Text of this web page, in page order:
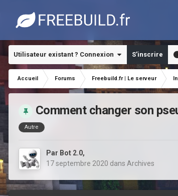
Utilisateur existant ? Connexion S’inscrire
Accueil Forums Freebuild.fr | Le serveur
Comment changer son
Autre
Par Bot 2.0,
17 septembre 2020 dans Archives